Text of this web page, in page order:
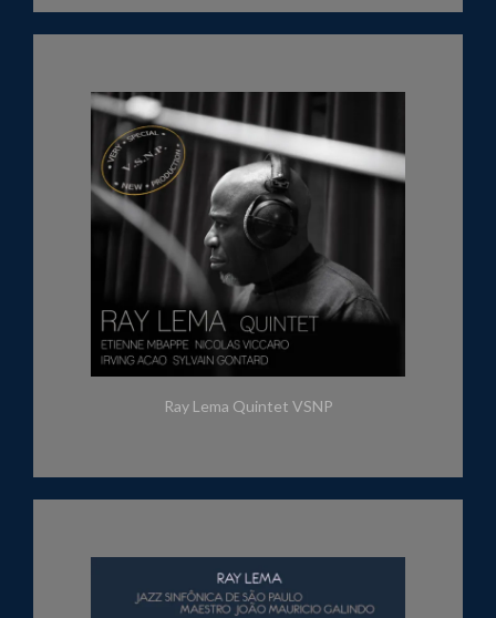
Ray Lema Quintet VSNP